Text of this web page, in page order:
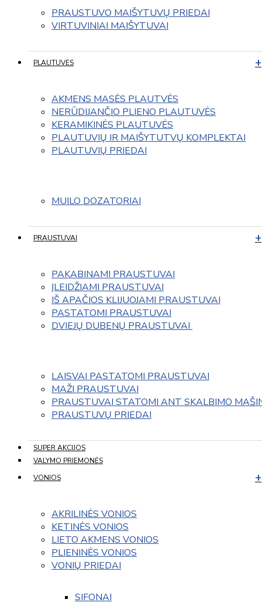
PRAUSTUVO MAIŠYTUVŲ PRIEDAI
VIRTUVINIAI MAIŠYTUVAI
PLAUTUVĖS
AKMENS MASĖS PLAUTVĖS
NERŪDIJANČIO PLIENO PLAUTUVĖS
KERAMIKINĖS PLAUTUVĖS
PLAUTUVIŲ IR MAIŠYTUTVŲ KOMPLEKTAI
PLAUTUVIŲ PRIEDAI
MUILO DOZATORIAI
PRAUSTUVAI
PAKABINAMI PRAUSTUVAI
ĮLEIDŽIAMI PRAUSTUVAI
IŠ APAČIOS KLIJUOJAMI PRAUSTUVAI
PASTATOMI PRAUSTUVAI
DVIEJŲ DUBENŲ PRAUSTUVAI
LAISVAI PASTATOMI PRAUSTUVAI
MAŽI PRAUSTUVAI
PRAUSTUVAI STATOMI ANT SKALBIMO
PRAUSTUVŲ PRIEDAI
SUPER AKCIJOS
VALYMO PRIEMONĖS
VONIOS
AKRILINĖS VONIOS
KETINĖS VONIOS
LIETO AKMENS VONIOS
PLIENINĖS VONIOS
VONIŲ PRIEDAI
SIFONAI